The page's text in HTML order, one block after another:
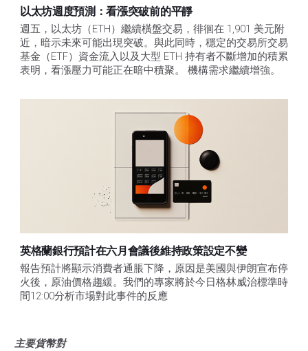
以太坊週度預測：看漲突破前的平靜
週五，以太坊（ETH）繼續橫盤交易，徘徊在 1,901 美元附
近，暗示未來可能出現突破。與此同時，穩定的交易所交易
基金（ETF）資金流入以及大型 ETH 持有者不斷增加的積累
表明，看漲壓力可能正在暗中積聚。 機構需求繼續增強。
英格蘭銀行預計在六月會議後維持政策設定不變
報告預計將顯示消費者通脹下降，原因是美國與伊朗宣布停
火後，原油價格趨緩。我們的專家將於今日格林威治標準時
間12:00分析市場對此事件的反應
主要貨幣對